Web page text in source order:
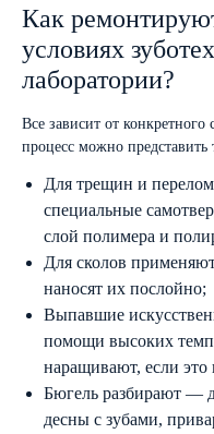
Как
условиях
лаборатории?
Все зависит от
процесс можно представить
Для трещин и
специальные
слой полимера и
Для сколов
наносят их послойно;
Выпавшие
помощи высоких
наращивают, если это
Бюгель разбирают —
десны с зубами,